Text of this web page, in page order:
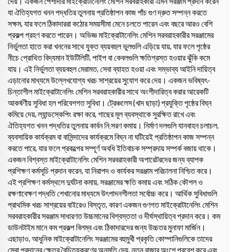
যা ঐতিহ্যগত খনন পদ্ধতির তুলনায় প্রতিষ্ঠাপন কাজ পাঁচ গুণ দ্রুত সম্পন্ন করতে
সক্ষম, যার ফলে ঠিকাদাররা কঠোর সময়সীমা মেনে চলতে পারেন এবং বছরে আরও বেশি
প্রকল্প গ্রহণ করতে পারেন। অভিজ্ঞ মাইক্রোটানেলিং মেশিন সরবরাহকারীর সরঞ্জামের
নির্ভুলতা হাতে করা খননের সাথে যুক্ত ব্যয়বহুল ভুলগুলি এড়িয়ে যায়, যার ফলে পৃষ্ঠের
নীচে প্রোথিত বিদ্যমান ইউটিলিটি, পাইপ বা কেবলগুলি ক্ষতিগ্রস্ত হওয়ার ঝুঁকি কমে
যায়। এই নির্ভুলতা ব্যয়বহুল মেরামত, সেবা ব্যাহত হওয়া এবং সম্ভাব্য আইনি দায়িত্ব
এড়ানোর মাধ্যমে উল্লেখযোগ্য খরচ সাশ্রয়ের সুযোগ করে দেয়। একজন ভবিষ্যৎ-
চিন্তাশীল মাইক্রোটানেলিং মেশিন সরবরাহকারীর সাথে অংশীদারিত্ব করার আরেকটি
আকর্ষণীয় সুবিধা হল পরিবেশগত সুবিধা। ট্রেঞ্চলেস (খাদ ছাড়া) প্রযুক্তি পৃষ্ঠের বিঘ্ন
কমিয়ে দেয়, ল্যান্ডস্কেপিং রক্ষা করে, গাছের মূল ব্যবস্থাকে সুরক্ষিত রাখে এবং
ঐতিহ্যগত খনন পদ্ধতির তুলনায় কার্বন নি:সরণ কমায়। নির্মাণ দলগুলি যানবাহন চলাচল,
ব্যবসায়িক কার্যক্রম বা বাসিন্দাদের কার্যক্রমে বিঘ্ন না ঘটিয়েই প্রতিষ্ঠাপন কাজ সম্পন্ন
করতে পারে, যার ফলে প্রকল্পের সম্পূর্ণ অবধি ইতিবাচক সম্প্রদায় সম্পর্ক বজায় থাকে।
একজন বিশ্বস্ত মাইক্রোটানেলিং মেশিন সরবরাহকারী অপারেটরদের জন্য ব্যাপক
প্রশিক্ষণ কর্মসূচি প্রদান করেন, যা নিরাপদ ও কার্যকর সরঞ্জাম পরিচালনা নিশ্চিত করে।
এই প্রশিক্ষণ কর্মস্থলে দুর্ঘটনা কমায়, সরঞ্জামের ক্ষতি কমায় এবং সঠিক কৌশল ও
রক্ষণাবেক্ষণ পদ্ধতি শেখানোর মাধ্যমে উৎপাদনশীলতা সর্বোচ্চ করে। আর্থিক সুবিধাগুলি
প্রাথমিক খরচ সাশ্রয়ের বাইরেও বিস্তৃত, কারণ একজন গুণগত মাইক্রোটানেলিং মেশিন
সরবরাহকারীর সরঞ্জাম সাধারণত উচ্চমানের বিশ্বস্ততা ও দীর্ঘস্থায়িত্ব প্রদান করে। কম
ডাউনটাইম মানে কম প্রকল্প বিলম্ব এবং ঠিকাদারদের জন্য উচ্চতর মুনাফা মার্জিন।
এছাড়াও, আধুনিক মাইক্রোটানেলিং সরঞ্জামের বহুমুখী প্রকৃতি কোম্পানিগুলিকে তাদের
সেবা প্রদানের ক্ষেত্র বৈচিত্র্যকরণের অনুমতি দেয়, নতুন বাজার অংশে প্রবেশ করে এবং